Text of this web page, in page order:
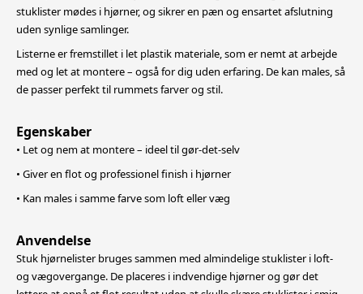
stuklister mødes i hjørner, og sikrer en pæn og ensartet afslutning
uden synlige samlinger.
Listerne er fremstillet i let plastik materiale, som er nemt at arbejde
med og let at montere – også for dig uden erfaring. De kan males, så
de passer perfekt til rummets farver og stil.
Egenskaber
• Let og nem at montere – ideel til gør-det-selv
• Giver en flot og professionel finish i hjørner
• Kan males i samme farve som loft eller væg
Anvendelse
Stuk hjørnelister bruges sammen med almindelige stuklister i loft-
og vægovergange. De placeres i indvendige hjørner og gør det